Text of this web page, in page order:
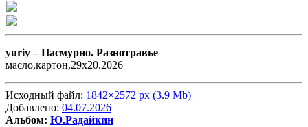
yuriy –Пасмурно. Разнотравье
масло,картон,29х20.2026
Исходный файл: 1842×2572 px (3.9 Mb)
Добавлено: 04.07.2026
Альбом: Ю.Радайкин